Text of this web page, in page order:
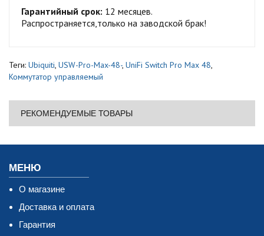
Гарантийный срок: 12 месяцев.
Распространяется,только на заводской брак!
Теги: Ubiquiti, USW-Pro-Max-48-, UniFi Switch Pro Max 48,
Коммутатор управляемый
РЕКОМЕНДУЕМЫЕ ТОВАРЫ
МЕНЮ
О магазине
Доставка и оплата
Гарантия